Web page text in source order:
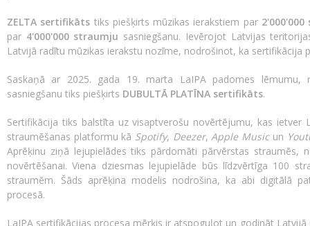
ZELTA sertifikāts tiks piešķirts mūzikas ierakstiem par
par 4'000'000 straumju sasniegšanu. Ievērojot Latvijas
Latvijā radītu mūzikas ierakstu nozīme, nodrošinot, ka sertifikācija
Saskaņā ar 2025. gada 19. marta LaIPA padomes
sasniegšanu tiks piešķirts DUBULTĀ PLATĪNA sertifikāts.
Sertifikācija tiks balstīta uz visaptverošu novērtējumu, kas
straumēšanas platformu kā Spotify, Deezer,Apple Musicun
Aprēķinu ziņā lejupielādes tiks pārdomāti pārvērstas straumēs,
novērtēšanai.Viena dziesmas lejupielāde būs līdzvērtīga 100
straumēm. Šāds aprēķina modelis nodrošina, ka abi digitālā
procesā.
LaIPA sertifikācijas procesa mērķis ir atspoguļot un godināt